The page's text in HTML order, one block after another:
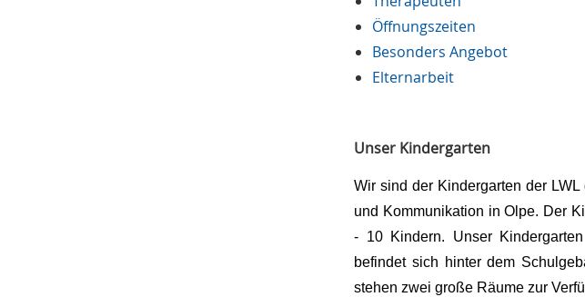
Öffnungszeiten
Besonders Angebot
Elternarbeit
Unser Kindergarten
Wir sind der Kindergarten der
und Kommunikation in Olpe. Der
- 10 Kindern. Unser
befindet sich hinter dem
stehen zwei große Räume zur